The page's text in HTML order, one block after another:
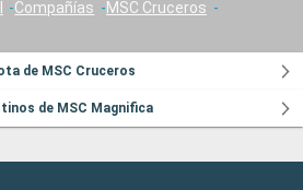
Compañías
MSC Cruceros
de MSC Cruceros
de MSC Magnifica